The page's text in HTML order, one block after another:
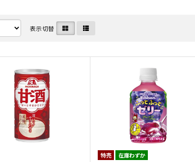
表示切替
特売 在庫わずか